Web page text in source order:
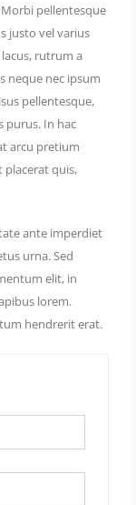
Morbi pellentesque
justo vel varius
rutrum a
neque nec ipsum
pellentesque,
purus. In hac
arcu pretium
placerat quis,
ante imperdiet
urna. Sed
elit, in
lorem.
hendrerit erat.